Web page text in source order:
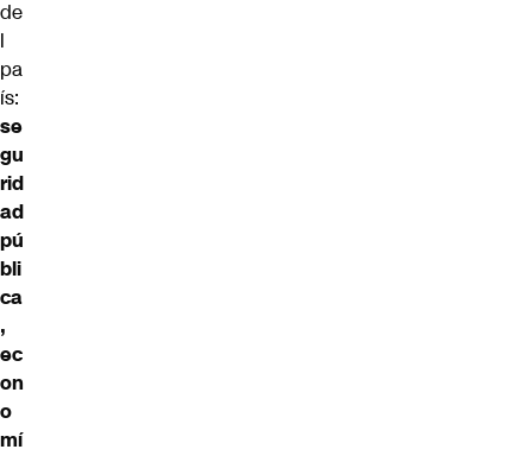
de
l
pa
ís:
se
gu
rid
ad
pú
bli
ca
,
ec
on
o
mí